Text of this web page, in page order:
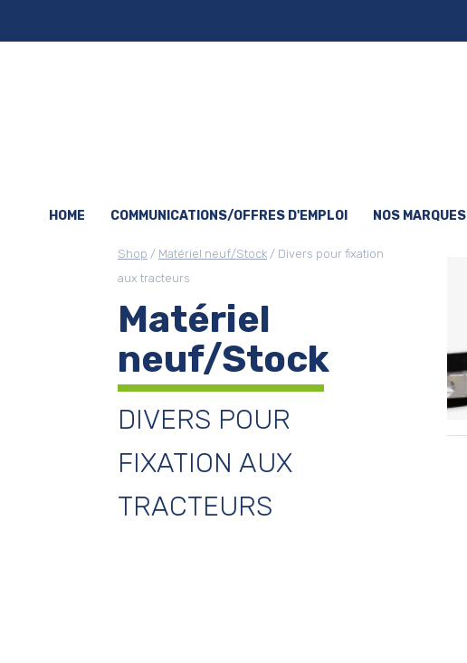
HOME COMMUNICATIONS/OFFRES D'EMPLOI NOS MARQUES
Shop / Matériel neuf/Stock / Divers pour fixation
aux tracteurs
Matériel
neuf/Stock
DIVERS POUR
FIXATION AUX
TRACTEURS